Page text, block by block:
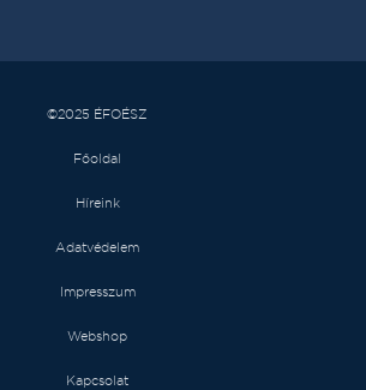
©2025 ÉFOÉSZ
Főoldal
Híreink
Adatvédelem
Impresszum
Webshop
Kapcsolat